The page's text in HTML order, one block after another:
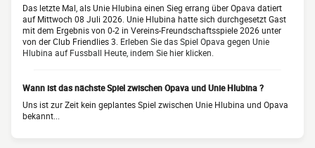
Das letzte Mal, als Unie Hlubina einen Sieg errang über Opava datiert
auf Mittwoch 08 Juli 2026. Unie Hlubina hatte sich durchgesetzt Gast
mit dem Ergebnis von 0-2 in Vereins-Freundschaftsspiele 2026 unter
von der Club Friendlies 3. Erleben Sie das Spiel Opava gegen Unie
Hlubina auf Fussball Heute, indem Sie hier klicken.
Wann ist das nächste Spiel zwischen Opava und Unie Hlubina ?
Uns ist zur Zeit kein geplantes Spiel zwischen Unie Hlubina und Opava
bekannt...